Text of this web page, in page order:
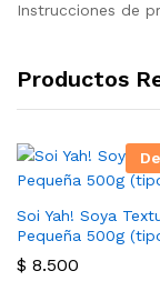
Instrucciones de
Productos
Soi Yah! Soya
Pequeña 500g
$ 8.500